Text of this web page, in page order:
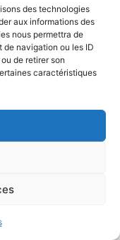
des technologies
aux informations des
nous permettra de
de navigation ou les ID
de retirer son
caractéristiques
Espace
presse